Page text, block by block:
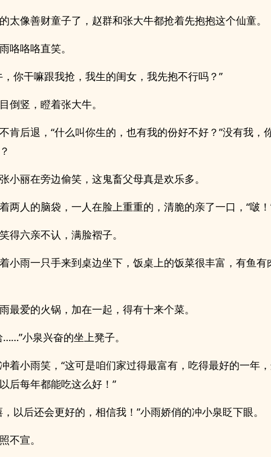
太像善财童子了，赵群和张大牛都抢着先抱抱这个仙童。
咯咯咯直笑。
，你干嘛跟我抢，我生的闺女，我先抱不行吗？”
倒竖，瞪着张大牛。
肯后退，“什么叫你生的，也有我的份好不好？”没有我，
小丽在旁边偷笑，这鬼畜父母真是欢乐多。
两人的脑袋，一人在脸上重重的，清脆的亲了一口，“啵！
得六亲不认，满脸褶子。
小雨一只手来到桌边坐下，饭桌上的饭菜很丰富，有鱼有
最爱的火锅，加在一起，得有十来个菜。
……”小泉兴奋的坐上凳子。
着小雨笑，“这可是咱们家过得最富有，吃得最好的一年
后每年都能吃这么好！”
，以后还会更好的，相信我！”小雨娇俏的冲小泉眨下眼。
不宣。